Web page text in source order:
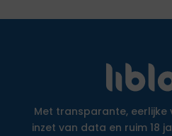
Met transparante,
inzet van data en ruim 18